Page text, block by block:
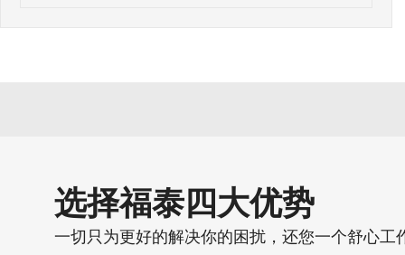
选择福泰四大优势
一切只为更好的解决你的困扰，还您一个舒心工